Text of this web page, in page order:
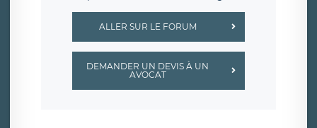
ALLER SUR LE FORUM
DEMANDER UN DEVIS À UN
AVOCAT